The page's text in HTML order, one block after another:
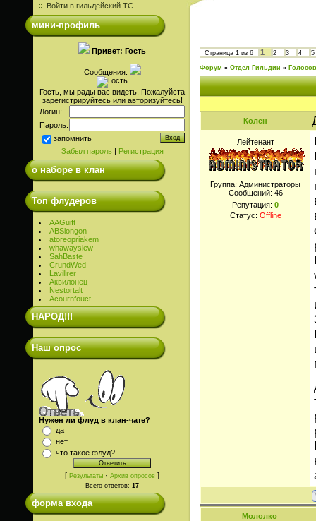
Войти в гильдейский ТС
мини-профиль
Привет: Гость
Сообщения:
Гость, мы рады вас видеть. Пожалуйста
зарегистрируйтесь или авторизуйтесь!
Логин:
Пароль:
запомнить
Забыл пароль| Регистрация
о наборе в клан
Топ флудеров
AAGuift
ABSlongon
atoreopriakem
whawayslew
SahBaste
CrundWed
Lavillrer
Аквилонец
Nestortalt
Acournfouct
НАРОД!!!
Наш опрос
Нужен ли флуд в клан-чате?
да
нет
что такое флуд?
[ Результаты · Архив опросов ]
Всего ответов: 17
форма входа
Страница 1 из 6 1 2 3 4 5
Форум » Отдел Гильдии »
Колен
Лейтенант
Группа: Администраторы
Сообщений: 46
Репутация: 0
Статус: Offline
Мололко